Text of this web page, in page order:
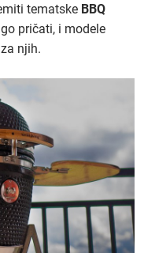
tematske BBQ
pričati, i modele
njih.